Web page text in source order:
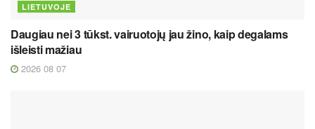
LIETUVOJE
Daugiau nei 3 tūkst. vairuotojų jau žino, kaip degalams
išleisti mažiau
2026 08 07